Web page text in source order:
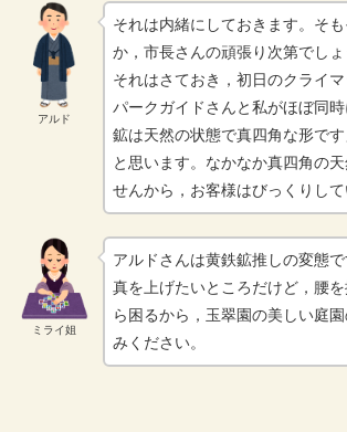
アルド
それは内緒にしておきます。そ
か，市長さんの頑張り次第でしょ
それはさておき，初日のクライ
パークガイドさんと私がほぼ同
鉱は天然の状態で真四角な形で
と思います。なかなか真四角の
せんから，お客様はびっくりして
ミライ姐
アルドさんは黄鉄鉱推しの変態
真を上げたいところだけど，腰
ら困るから，玉翠園の美しい庭
みください。